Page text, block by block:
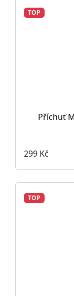
TOP
Příchuť
299 Kč
TOP